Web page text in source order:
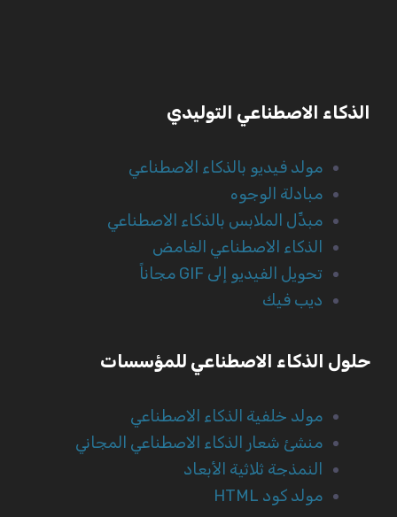
الذكاء الاصطناعي التوليدي
مولد فيديو بالذكاء الاصطناعي
مبادلة الوجوه
مبدِّل الملابس بالذكاء الاصطناعي
الذكاء الاصطناعي الغامض
تحويل الفيديو إلى GIF مجاناً
ديب فيك
حلول الذكاء الاصطناعي للمؤسسات
مولد خلفية الذكاء الاصطناعي
منشئ شعار الذكاء الاصطناعي المجاني
النمذجة ثلاثية الأبعاد
مولد كود HTML